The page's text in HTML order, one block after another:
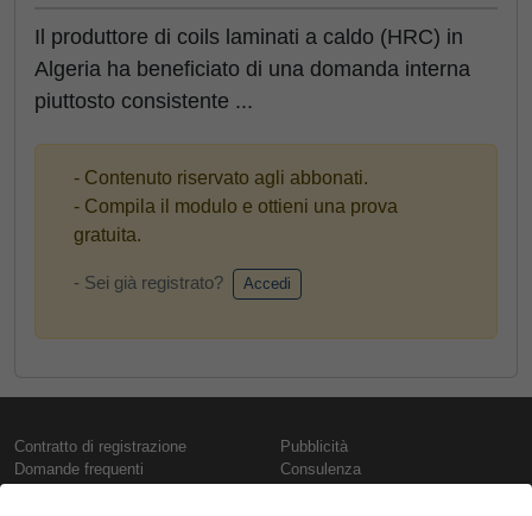
Il produttore di coils laminati a caldo (HRC) in
Algeria ha beneficiato di una domanda interna
piuttosto consistente ...
- Contenuto riservato agli abbonati.
- Compila il modulo e ottieni una prova
gratuita.
- Sei già registrato? Accedi
Contratto di registrazione
Domande frequenti
Pubblicità
Consulenza